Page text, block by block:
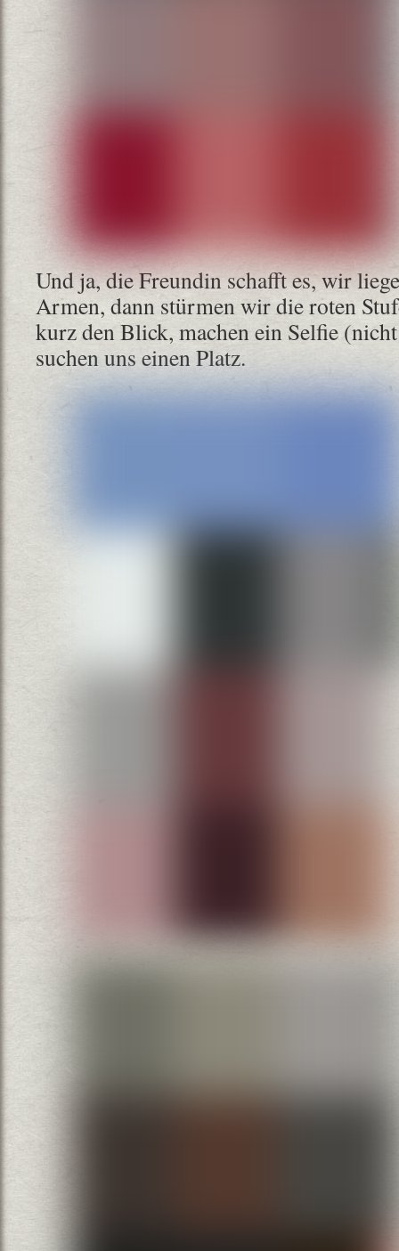
Und ja, die Freundin schafft es, wir
Armen, dann stürmen wir die roten
kurz den Blick, machen ein Selfie
suchen uns einen Platz.